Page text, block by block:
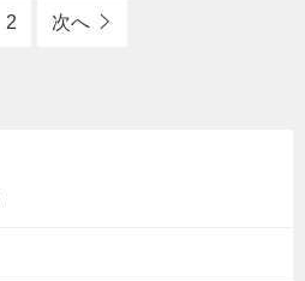
2 次へ